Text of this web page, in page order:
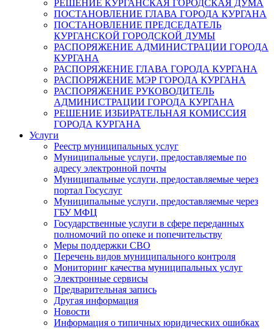
РЕШЕНИЕ КУРГАНСКАЯ ГОРОДСКАЯ ДУМА
ПОСТАНОВЛЕНИЕ ГЛАВА ГОРОДА КУРГАНА
ПОСТАНОВЛЕНИЕ ПРЕДСЕДАТЕЛЬ
КУРГАНСКОЙ ГОРОДСКОЙ ДУМЫ
РАСПОРЯЖЕНИЕ АДМИНИСТРАЦИИ ГОРОДА
КУРГАНА
РАСПОРЯЖЕНИЕ ГЛАВА ГОРОДА КУРГАНА
РАСПОРЯЖЕНИЕ МЭР ГОРОДА КУРГАНА
РАСПОРЯЖЕНИЕ РУКОВОДИТЕЛЬ
АДМИНИСТРАЦИИ ГОРОДА КУРГАНА
РЕШЕНИЕ ИЗБИРАТЕЛЬНАЯ КОМИССИЯ
ГОРОДА КУРГАНА
Услуги
Реестр муниципальных услуг
Муниципальные услуги, предоставляемые по
адресу электронной почты
Муниципальные услуги, предоставляемые через
портал Госуслуг
Муниципальные услуги, предоставляемые через
ГБУ МФЦ
Государственные услуги в сфере переданных
полномочий по опеке и попечительству
Меры поддержки СВО
Перечень видов муниципального контроля
Мониторинг качества муниципальных услуг
Электронные сервисы
Предварительная запись
Другая информация
Новости
Информация о типичных юридических ошибках